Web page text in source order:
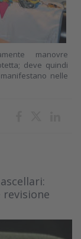
manovre
deve quindi
nelle
revisione